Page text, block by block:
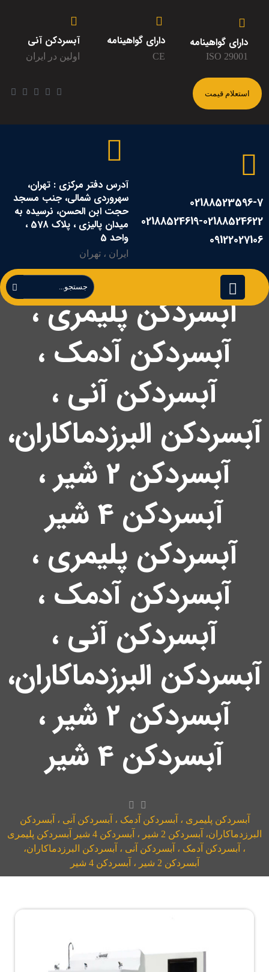
دارای گواهینامه
ISO 29001
دارای گواهینامه
CE
آبسردکن آنی
اولین در ایران
استعلام قیمت
02188523596-7
02188524619-02188524622
09122027106
آدرس دفتر مرکزی : تهران،
سهروردی شمالی، جنب مسجد
حجت ابن الحسن، نرسیده به
میدان پالیزی ، پلاک 578 ،
واحد 5
ایران ، تهران
آبسردکن پلیمری ،
آبسردکن آدمک ،
آبسردکن آنی ،
آبسردکن البرزدماکاران،
آبسردکن 2 شیر ،
آبسردکن 4 شیر
آبسردکن پلیمری ،
آبسردکن آدمک ،
آبسردکن آنی ،
آبسردکن البرزدماکاران،
آبسردکن 2 شیر ،
آبسردکن 4 شیر
آبسردکن پلیمری ، آبسردکن آدمک ، آبسردکن آنی ، آبسردکن
البرزدماکاران، آبسردکن 2 شیر ، آبسردکن 4 شیر آبسردکن پلیمری
، آبسردکن آدمک ، آبسردکن آنی ، آبسردکن البرزدماکاران،
آبسردکن 2 شیر ، آبسردکن 4 شیر